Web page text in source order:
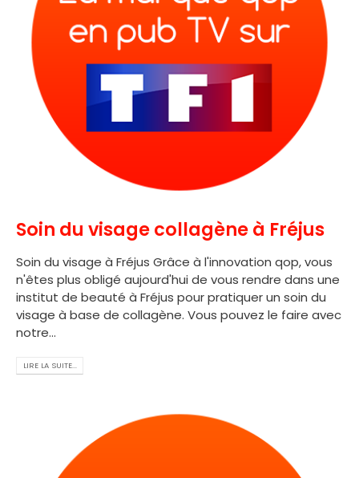
Soin du visage collagène à Fréjus
Soin du visage à Fréjus Grâce à l'innovation qop, vous
n'êtes plus obligé aujourd'hui de vous rendre dans une
institut de beauté à Fréjus pour pratiquer un soin du
visage à base de collagène. Vous pouvez le faire avec
notre...
LIRE LA SUITE...